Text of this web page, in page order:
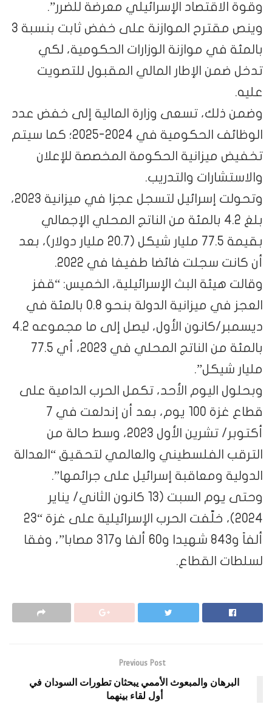
وقوة الاقتصاد الإسرائيلي معرضة للضرر”.
وينص مقترح الموازنة على خفض ثابت بنسبة 3
بالمئة في موازنة الوزارات الحكومية، لكي
تدخل ضمن الإطار المالي المقبول للتصويت
عليه.
وضمن ذلك، تسعى وزارة المالية إلى خفض عدد
الوظائف الحكومية في 2024-2025؛ كما سيتم
تخفيض ميزانية الحكومة المخصصة للإعلان
والاستشارات والتدريب.
وتحولت إسرائيل لتسجل عجزا في ميزانية 2023،
بلغ 4.2 بالمئة من الناتج المحلي الإجمالي
بقيمة 77.5 مليار شيكل (20.7 مليار دولار)، بعد
أن كانت سجلت فائضا طفيفا في 2022.
وقالت هيئة البث الإسرائيلية، الخميس: “قفز
العجز في ميزانية الدولة بنحو 0.8 بالمئة في
ديسمبر/كانون الأول، ليصل إلى ما مجموعه 4.2
بالمئة من الناتج المحلي في 2023، أي 77.5
مليار شيكل”.
وبحلول اليوم الأحد، تكمل الحرب الدامية على
قطاع غزة 100 يوم، بعد أن إندلعت في 7
أكتوبر/ تشرين الأول 2023، وسط حالة من
الترقب الفلسطيني والعالمي لتحقيق “العدالة
الدولية ومعاقبة إسرائيل على جرائمها”.
وحتى يوم السبت (13 كانون الثاني/ يناير
2024)، خلّفت الحرب الإسرائيلية على غزة “23
ألفاً و843 شهيدا و60 ألفا و317 مصابا”، وفقا
لسلطات القطاع.
Previous Post
البرهان والمبعوث الأممي يبحثان تطورات السودان في
أول لقاء بينهما